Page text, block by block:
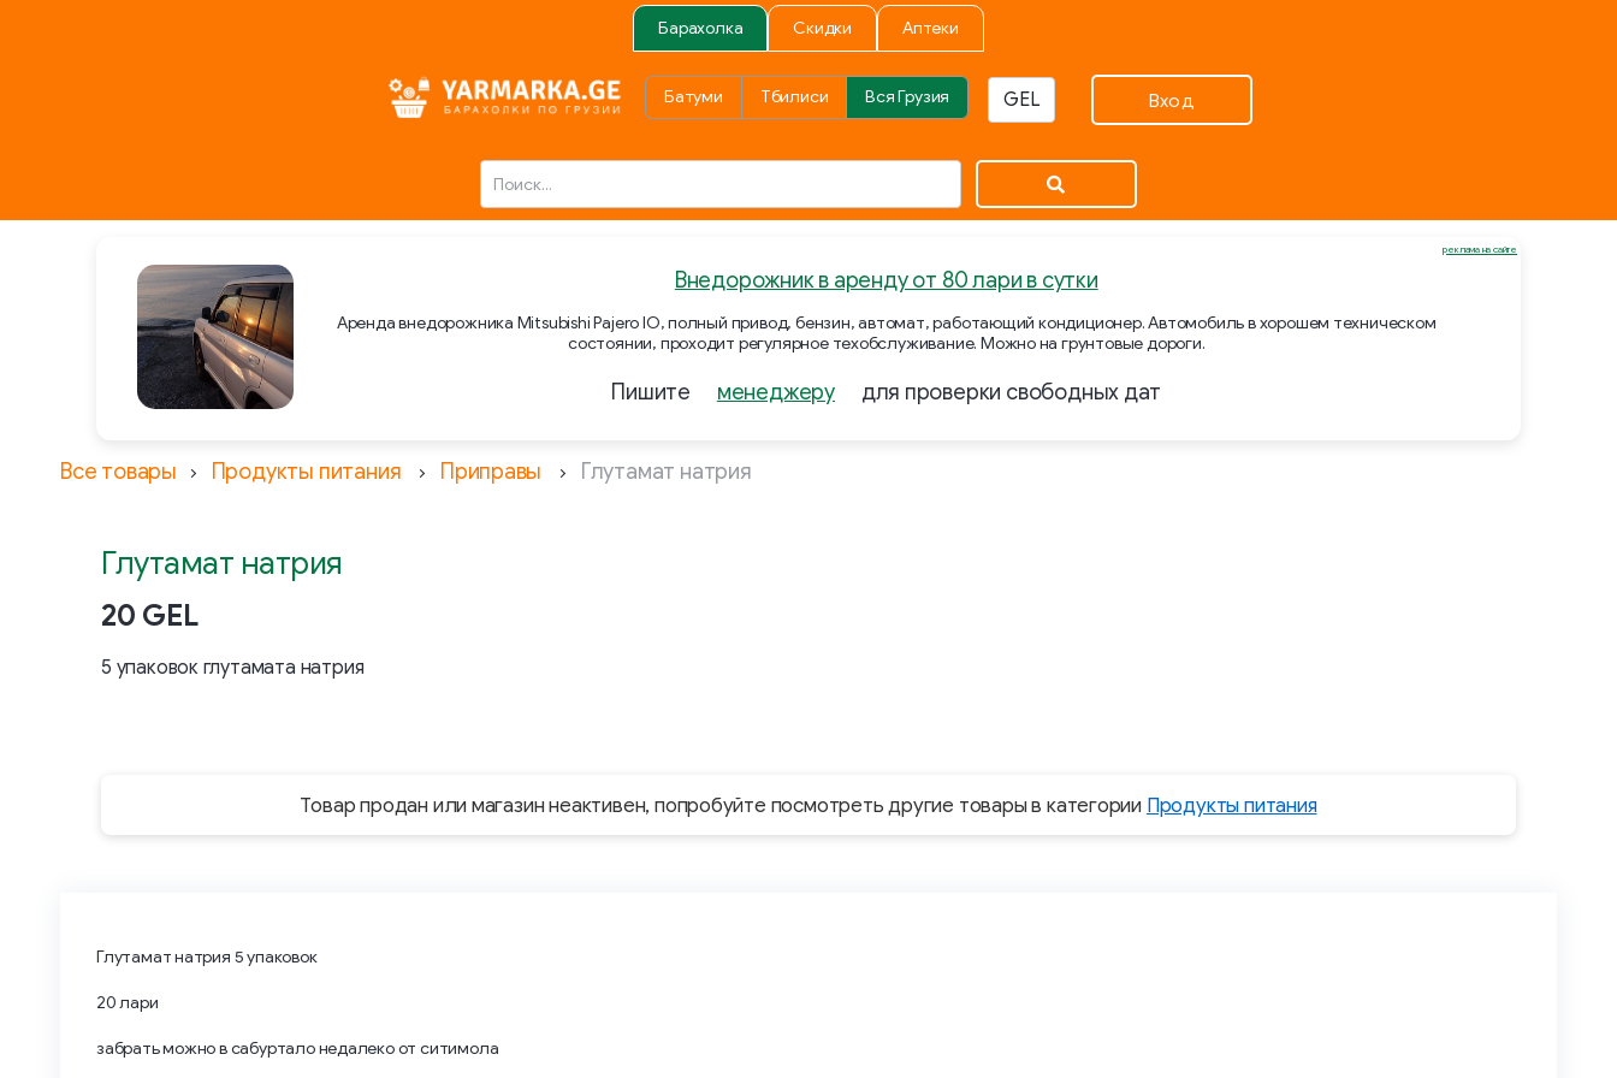
Барахолка Скидки Аптеки
Батуми Тбилиси Вся Грузия Вход
Внедорожник в аренду от 80 лари в сутки
Аренда внедорожника Mitsubishi Pajero IO, полный привод, бензин, автомат, работающий кондиционер. Автомобиль в хорошем техническом
состоянии, проходит регулярное техобслуживание. Можно на грунтовые дороги.
Пишите менеджеру для проверки свободных дат
реклама на сайте
Все товары Продукты питания Приправы Глутамат натрия
Глутамат натрия
20 GEL
5 упаковок глутамата натрия
Товар продан или магазин неактивен, попробуйте посмотреть другие товары в категории Продукты питания
Глутамат натрия 5 упаковок
20 лари
забрать можно в сабуртало недалеко от ситимола